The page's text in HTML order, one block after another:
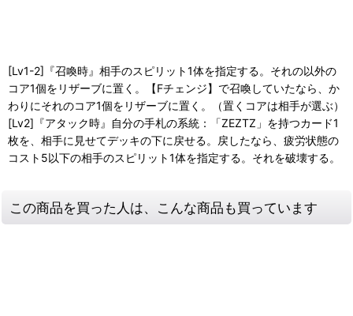
[Lv1-2]『召喚時』相手のスピリット1体を指定する。それの以外の
コア1個をリザーブに置く。【Fチェンジ】で召喚していたなら、か
わりにそれのコア1個をリザーブに置く。（置くコアは相手が選ぶ）
[Lv2]『アタック時』自分の手札の系統：「ZEZTZ」を持つカード1
枚を、相手に見せてデッキの下に戻せる。戻したなら、疲労状態の
コスト5以下の相手のスピリット1体を指定する。それを破壊する。
この商品を買った人は、こんな商品も買っています